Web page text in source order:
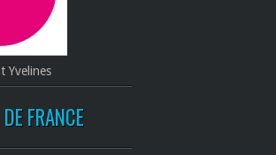
Yvelines
FRANCE